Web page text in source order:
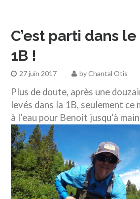
C’est parti dans
1B !
27 juin 2017 byChantal Otis
Plus de doute, après une
levés dans la 1B, seulement ce
à l’eau pour Benoit jusqu’à